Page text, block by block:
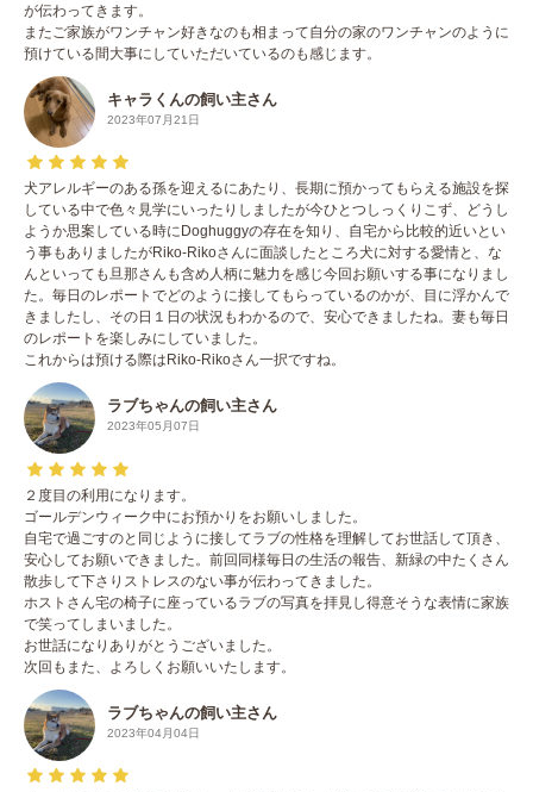
が伝わってきます。
またご家族がワンチャン好きなのも相まって自分の家のワンチャンのように
預けている間大事にしていただいているのも感じます。
キャラくんの飼い主さん
2023年07月21日
犬アレルギーのある孫を迎えるにあたり、長期に預かってもらえる施設を探
している中で色々見学にいったりしましたが今ひとつしっくりこず、どうし
ようか思案している時にDoghuggyの存在を知り、自宅から比較的近いとい
う事もありましたがRiko-Rikoさんに面談したところ犬に対する愛情と、な
んといっても旦那さんも含め人柄に魅力を感じ今回お願いする事になりまし
た。毎日のレポートでどのように接してもらっているのかが、目に浮かんで
きましたし、その日１日の状況もわかるので、安心できましたね。妻も毎日
のレポートを楽しみにしていました。
これからは預ける際はRiko-Rikoさん一択ですね。
ラブちゃんの飼い主さん
2023年05月07日
２度目の利用になります。
ゴールデンウィーク中にお預かりをお願いしました。
自宅で過ごすのと同じように接してラブの性格を理解してお世話して頂き、
安心してお願いできました。前回同様毎日の生活の報告、新緑の中たくさん
散歩して下さりストレスのない事が伝わってきました。
ホストさん宅の椅子に座っているラブの写真を拝見し得意そうな表情に家族
で笑ってしまいました。
お世話になりありがとうございました。
次回もまた、よろしくお願いいたします。
ラブちゃんの飼い主さん
2023年04月04日